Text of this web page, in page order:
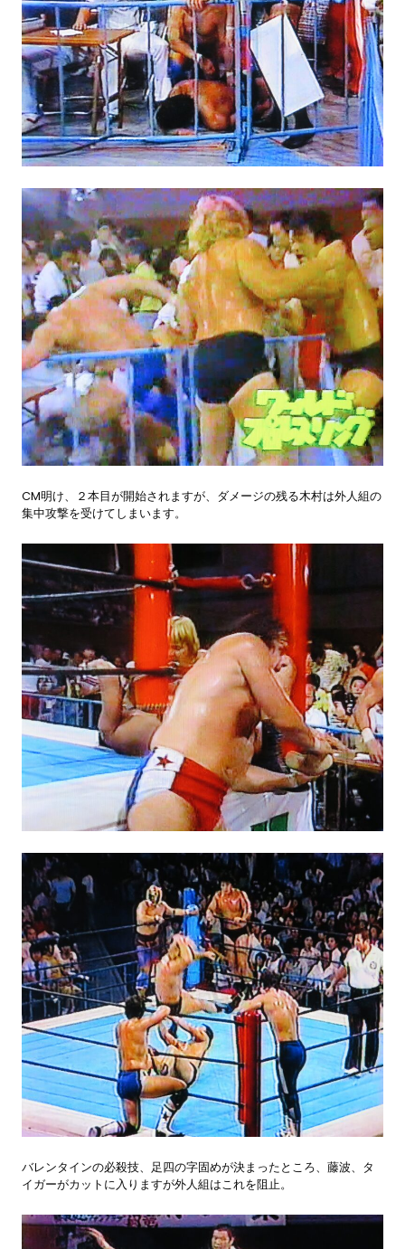
CM明け、２本目が開始されますが、ダメージの残る木村は外人組の
集中攻撃を受けてしまいます。
バレンタインの必殺技、足四の字固めが決まったところ、藤波、タ
イガーがカットに入りますが外人組はこれを阻止。